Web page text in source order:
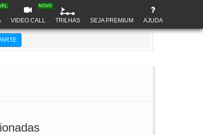
VIDEO CALL
NOVO
TRILHAS SEJA PREMIUM AJUDA